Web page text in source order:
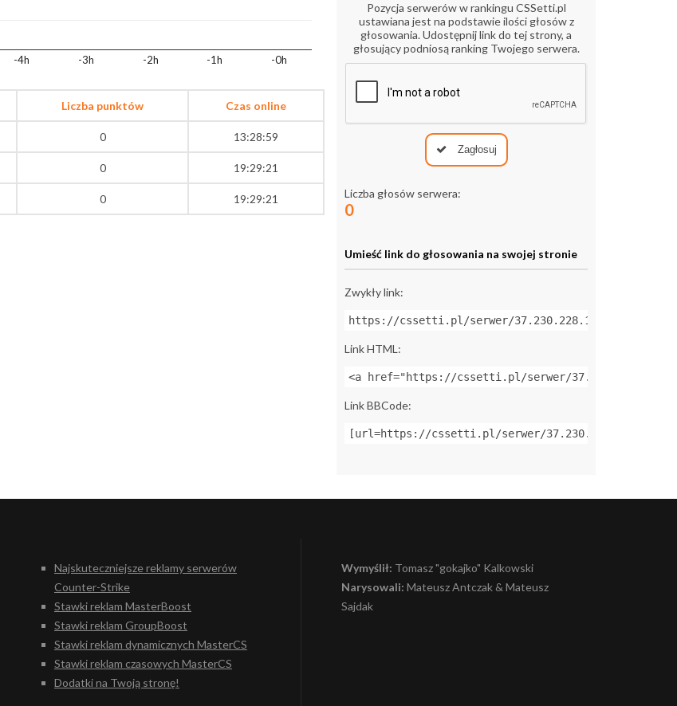
-4h -3h -2h -1h -0h
Liczba punktów Czas online
0 13:28:59
0 19:29:21
0 19:29:21
Pozycja serwerów w rankingu CSSetti.pl
ustawiana jest na podstawie ilości głosów z
głosowania. Udostępnij link do tej strony, a
głosujący podniosą ranking Twojego serwera.
Zagłosuj
Liczba głosów serwera:
0
Umieść link do głosowania na swojej stronie
Zwykły link:
https://cssetti.pl/serwer/37.230.228.175:27015
Link HTML:
<a href="https://cssetti.pl/serwer/
Link BBCode:
[url=https://cssetti.pl/serwer/
Najskuteczniejsze reklamy serwerów
Counter-Strike
Stawki reklam MasterBoost
Stawki reklam GroupBoost
Stawki reklam dynamicznych MasterCS
Stawki reklam czasowych MasterCS
Dodatki na Twoją stronę!
Wymyślił: Tomasz "gokajko" Kalkowski
Narysowali: Mateusz Antczak & Mateusz
Sajdak